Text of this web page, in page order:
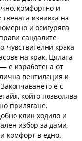
комфортно и
извивка на
и осигурява
сандалите
чувствителни крака
на крак. Цялата
е изработена от
вентилация и
е с
който позволява
прилягане.
клин ходило и
избор за дами,
комфорт в едно.